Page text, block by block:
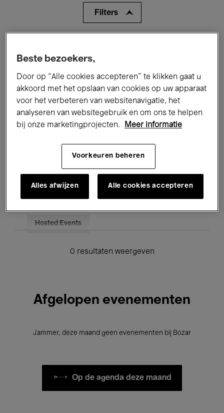
Filters
Performances Lezingen & Debatten
Jazz Klassieke Muziek Global Music
Onderwijs Rondleidingen
Hosted Events
0 resultaten weergeven
Afgelopen evenementen
Jammer, deze maand geen evenementen bij Bozar
Op de agenda deze maand
Beste bezoekers,
Door op “Alle cookies accepteren” te klikken gaat u
akkoord met het opslaan van cookies op uw apparaat
voor het verbeteren van websitenavigatie, het
analyseren van websitegebruik en om ons te helpen
bij onze marketingprojecten.
Meer informatie
Voorkeuren beheren
Alles afwijzen Alle cookies accepteren